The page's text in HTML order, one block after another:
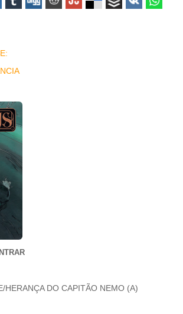
HERANÇA DO CAPITÃO NEMO (A)